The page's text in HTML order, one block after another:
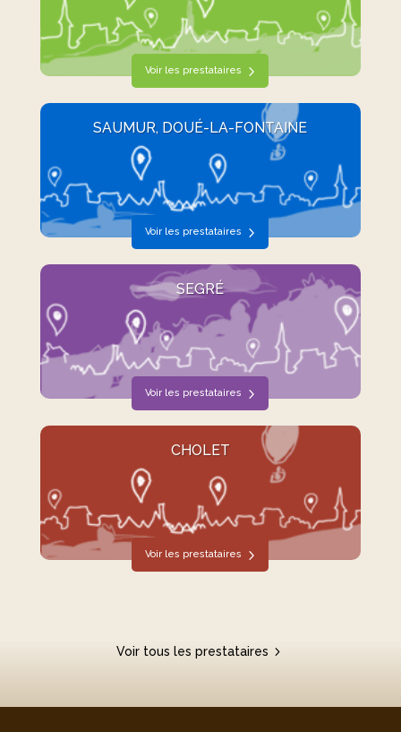
Voir les prestataires
SAUMUR, DOUÉ-LA-FONTAINE
Voir les prestataires
SEGRÉ
Voir les prestataires
CHOLET
Voir les prestataires
Voir tous les prestataires